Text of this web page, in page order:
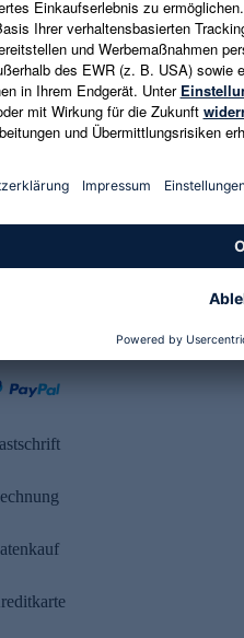
Als Dankeschön
Abmeldung ist jederzeit in